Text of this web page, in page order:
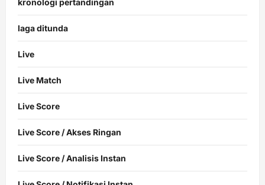
kronologi pertandingan
laga ditunda
Live
Live Match
Live Score
Live Score / Akses Ringan
Live Score / Analisis Instan